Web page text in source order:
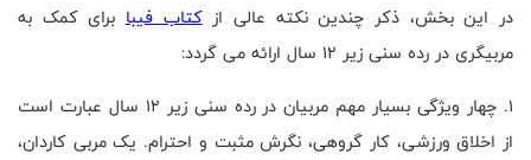
در این بخش، ذکر چندین نکته عالی ازکتاب فیبا برای کمک به
مربیگری در رده سنی زیر 12 سال ارائه می گردد:
1. چهار ویژگی بسیار مهم مربیان در رده سنی زیر 12 سال عبارت است
از اخلاق ورزشی، کار گروهی، نگرش مثبت و احترام. یک مربی کاردان،